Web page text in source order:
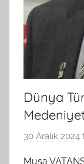
Dünya
30 Aralık 2024
Musa